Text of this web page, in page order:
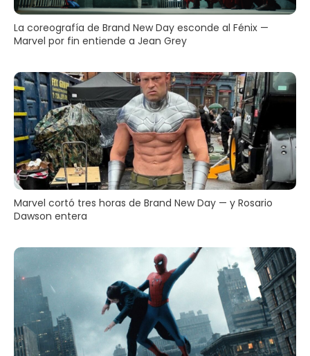
La coreografía de Brand New Day esconde al Fénix —
Marvel por fin entiende a Jean Grey
Marvel cortó tres horas de Brand New Day — y Rosario
Dawson entera